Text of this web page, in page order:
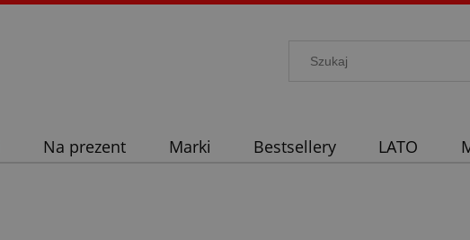
Na prezent Marki Bestsellery LATO